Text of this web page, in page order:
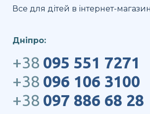
Все для дітей в інтернет-
Дніпро:
+38 095 551 7271
+38 096 106 3100
+38 097 886 68 28